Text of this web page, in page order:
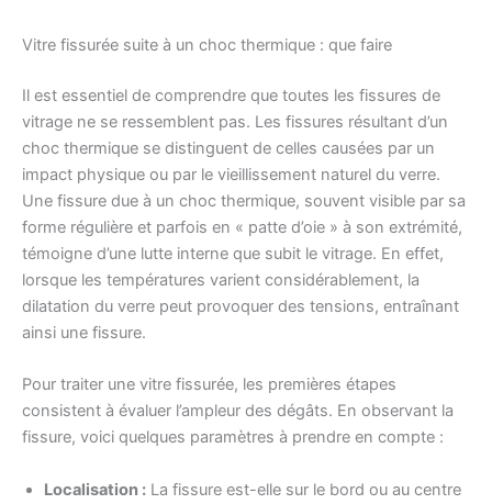
Vitre fissurée suite à un choc thermique : que faire
Il est essentiel de comprendre que toutes les fissures de
vitrage ne se ressemblent pas. Les fissures résultant d’un
choc thermique se distinguent de celles causées par un
impact physique ou par le vieillissement naturel du verre.
Une fissure due à un choc thermique, souvent visible par sa
forme régulière et parfois en « patte d’oie » à son extrémité,
témoigne d’une lutte interne que subit le vitrage. En effet,
lorsque les températures varient considérablement, la
dilatation du verre peut provoquer des tensions, entraînant
ainsi une fissure.
Pour traiter une vitre fissurée, les premières étapes
consistent à évaluer l’ampleur des dégâts. En observant la
fissure, voici quelques paramètres à prendre en compte :
Localisation : La fissure est-elle sur le bord ou au centre